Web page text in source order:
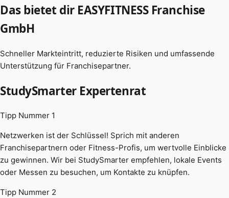
Das bietet dir EASYFITNESS Franchise
GmbH
Schneller Markteintritt, reduzierte Risiken und umfassende
Unterstützung für Franchisepartner.
StudySmarter Expertenrat
Tipp Nummer 1
Netzwerken ist der Schlüssel! Sprich mit anderen
Franchisepartnern oder Fitness-Profis, um wertvolle Einblicke
zu gewinnen. Wir bei StudySmarter empfehlen, lokale Events
oder Messen zu besuchen, um Kontakte zu knüpfen.
Tipp Nummer 2